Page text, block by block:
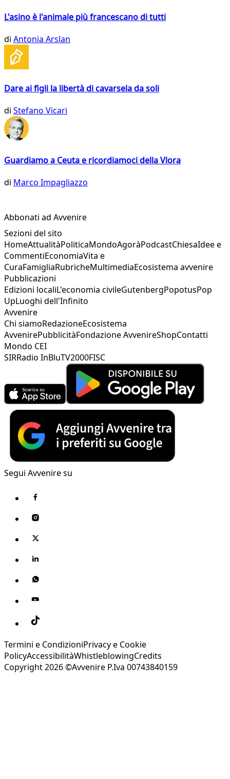
L'asino è l'animale più francescano di tutti
di Antonia Arslan
Dare ai figli la libertà di cavarsela da soli
di Stefano Vicari
Guardiamo a Ceuta e ricordiamoci della Vlora
di Marco Impagliazzo
Abbonati ad Avvenire
Sezioni del sito
HomeAttualitàPoliticaMondoAgoràPodcastChiesaIdee e
CommentiEconomiaVita e
CuraFamigliaRubricheMultimediaEcosistema avvenire
Pubblicazioni
Edizioni localiL'economia civileGutenbergPopotusPop
UpLuoghi dell'Infinito
Avvenire
Chi siamoRedazioneEcosistema
AvvenirePubblicitàFondazione AvvenireShopContatti
Mondo CEI
SIRRadio InBluTV2000FISC
Segui Avvenire su
Termini e CondizioniPrivacy e Cookie
PolicyAccessibilitàWhistleblowingCredits
Copyright 2026 ©Avvenire P.Iva 00743840159